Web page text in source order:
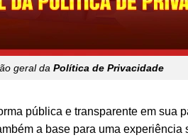
geral da Política de Privacidade
pública e transparente em sua
a base para uma